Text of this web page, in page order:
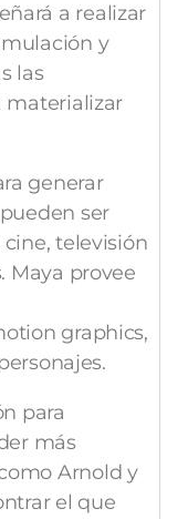
a realizar
y
las
materializar
generar
ser
televisión
Maya provee
graphics,
para
más
Arnold y
el que